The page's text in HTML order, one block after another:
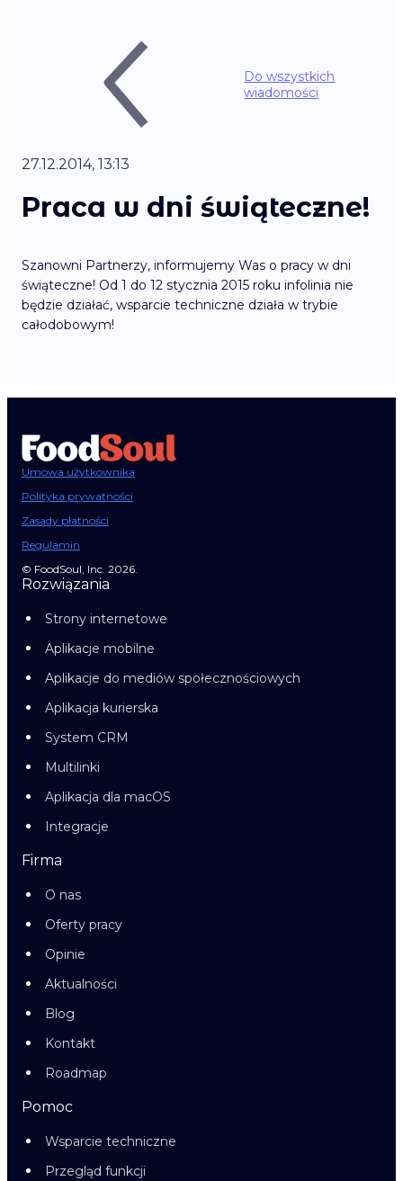
Do wszystkich
wiadomości
27.12.2014, 13:13
Praca w dni świąteczne!
Szanowni Partnerzy, informujemy Was o pracy w dni
świąteczne! Od 1 do 12 stycznia 2015 roku infolinia nie
będzie działać, wsparcie techniczne działa w trybie
całodobowym!
Umowa użytkownika
Polityka prywatności
Zasady płatności
Regulamin
© FoodSoul, Inc. 2026.
Rozwiązania
Strony internetowe
Aplikacje mobilne
Aplikacje do mediów społecznościowych
Aplikacja kurierska
System CRM
Multilinki
Aplikacja dla macOS
Integracje
Firma
O nas
Oferty pracy
Opinie
Aktualności
Blog
Kontakt
Roadmap
Pomoc
Wsparcie techniczne
Przegląd funkcji